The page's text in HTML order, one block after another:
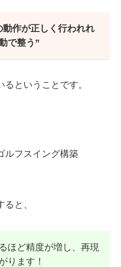
動作が正しく行われれ
で整う”
ということです。
ルフスイング構築
と、
ほど精度が増し、再現
ります！